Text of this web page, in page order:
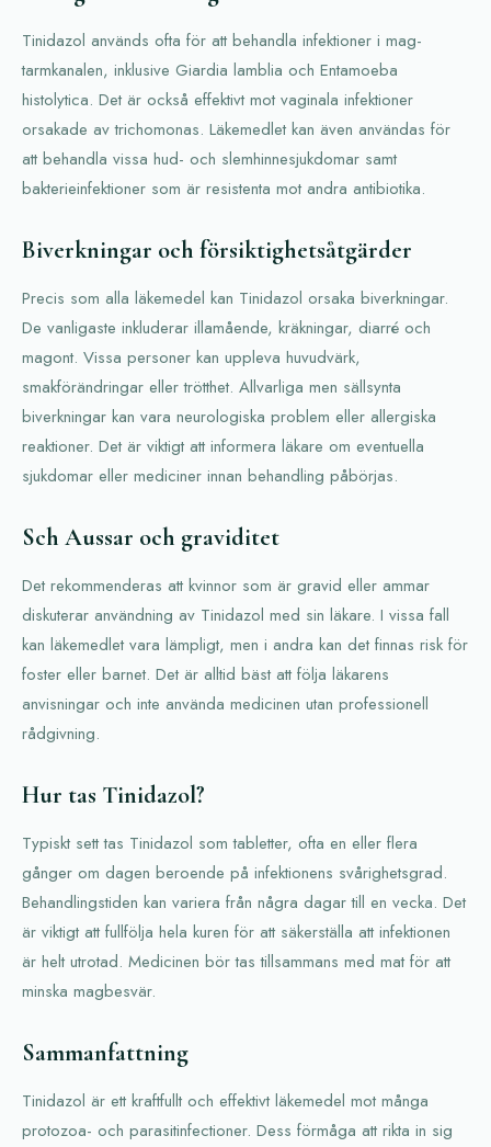
Tinidazol används ofta för att behandla infektioner i mag-
tarmkanalen, inklusive Giardia lamblia och Entamoeba
histolytica. Det är också effektivt mot vaginala infektioner
orsakade av trichomonas. Läkemedlet kan även användas för
att behandla vissa hud- och slemhinnesjukdomar samt
bakterieinfektioner som är resistenta mot andra antibiotika.
Biverkningar och försiktighetsåtgärder
Precis som alla läkemedel kan Tinidazol orsaka biverkningar.
De vanligaste inkluderar illamående, kräkningar, diarré och
magont. Vissa personer kan uppleva huvudvärk,
smakförändringar eller trötthet. Allvarliga men sällsynta
biverkningar kan vara neurologiska problem eller allergiska
reaktioner. Det är viktigt att informera läkare om eventuella
sjukdomar eller mediciner innan behandling påbörjas.
Sch Aussar och graviditet
Det rekommenderas att kvinnor som är gravid eller ammar
diskuterar användning av Tinidazol med sin läkare. I vissa fall
kan läkemedlet vara lämpligt, men i andra kan det finnas risk för
foster eller barnet. Det är alltid bäst att följa läkarens
anvisningar och inte använda medicinen utan professionell
rådgivning.
Hur tas Tinidazol?
Typiskt sett tas Tinidazol som tabletter, ofta en eller flera
gånger om dagen beroende på infektionens svårighetsgrad.
Behandlingstiden kan variera från några dagar till en vecka. Det
är viktigt att fullfölja hela kuren för att säkerställa att infektionen
är helt utrotad. Medicinen bör tas tillsammans med mat för att
minska magbesvär.
Sammanfattning
Tinidazol är ett kraftfullt och effektivt läkemedel mot många
protozoa- och parasitinfectioner. Dess förmåga att rikta in sig